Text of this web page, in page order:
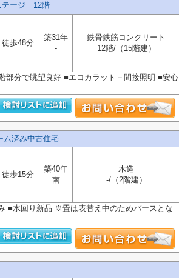
テージ 12階
徒歩48分
築31年
-
鉄骨鉄筋コンクリート
12階/（15階建）
部分で眺望良好 ■エコカラット＋間接照明 ■安心
ム済み中古住宅
徒歩15分
築40年
南
木造
-/（2階建）
■水回り新品 ※畳は表替え中のためパースとな